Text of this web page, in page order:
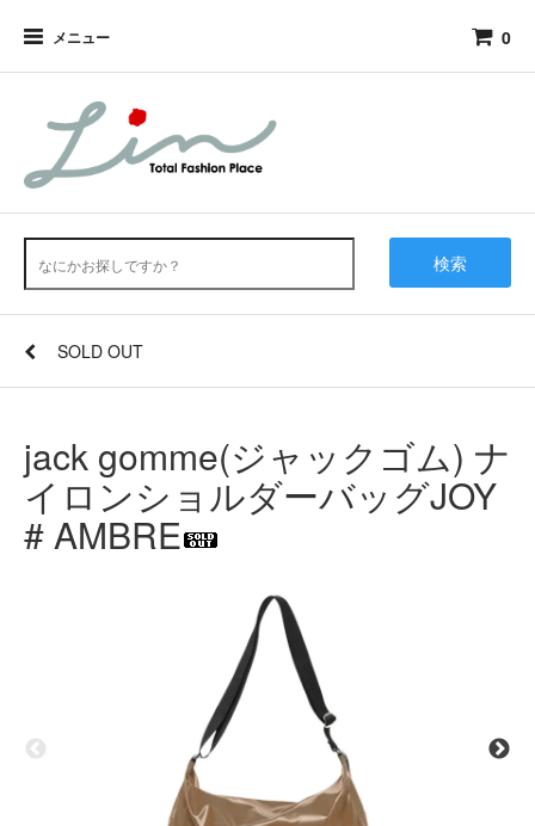
メニュー 0
検索
SOLD OUT
jack gomme(ジャックゴム) ナ
イロンショルダーバッグJOY
# AMBRE